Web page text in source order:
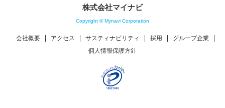
株式会社マイナビ
Copyright © Mynavi Corporation
会社概要 アクセス サスティナビリティ 採用
グループ企業
個人情報保護方針